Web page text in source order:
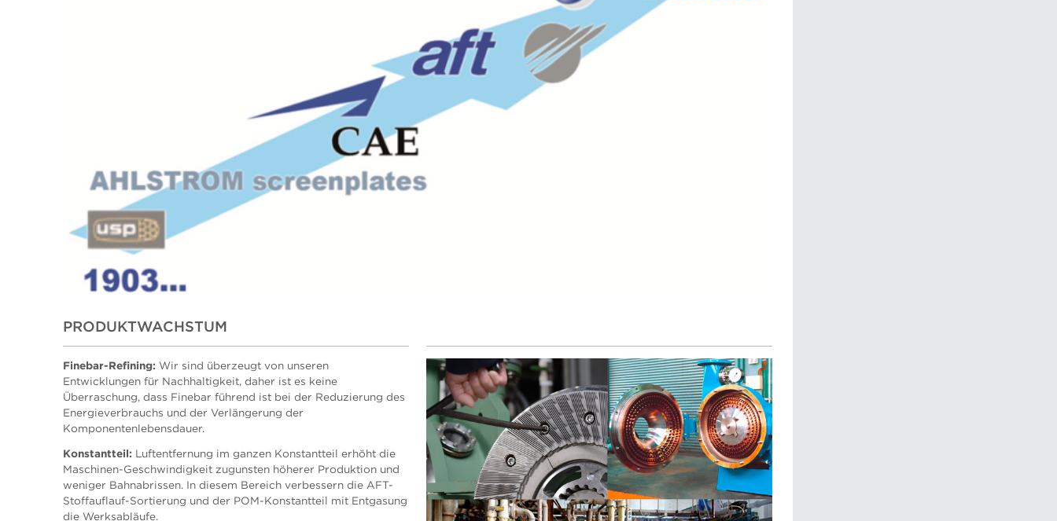
PRODUKTWACHSTUM
Finebar-Refining: Wir sind überzeugt von unseren
Entwicklungen für Nachhaltigkeit, daher ist es keine
Überraschung, dass Finebar führend ist bei der Reduzierung des
Energieverbrauchs und der Verlängerung der
Komponentenlebensdauer.
Konstantteil: Luftentfernung im ganzen Konstantteil erhöht die
Maschinen-Geschwindigkeit zugunsten höherer Produktion und
weniger Bahnabrissen. In diesem Bereich verbessern die AFT-
Stoffauflauf-Sortierung und der POM-Konstantteil mit Entgasung
die Werksabläufe.